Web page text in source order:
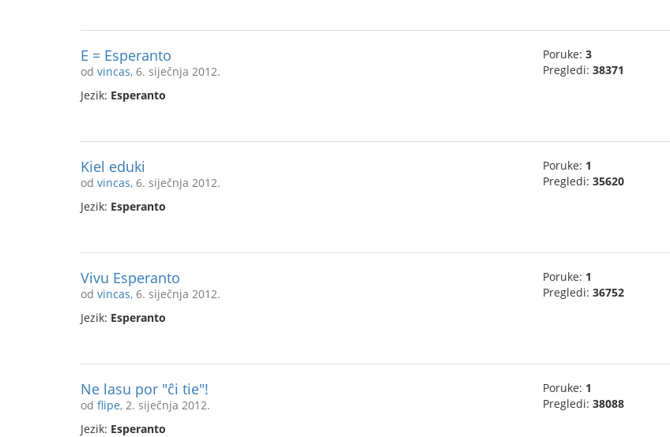
E = Esperanto
od vincas, 6. siječnja 2012.
Jezik: Esperanto
Poruke: 3
Pregledi: 38371
Kiel eduki
od vincas, 6. siječnja 2012.
Jezik: Esperanto
Poruke: 1
Pregledi: 35620
Vivu Esperanto
od vincas, 6. siječnja 2012.
Jezik: Esperanto
Poruke: 1
Pregledi: 36752
Ne lasu por "ĉi tie"!
od flipe, 2. siječnja 2012.
Jezik: Esperanto
Poruke: 1
Pregledi: 38088